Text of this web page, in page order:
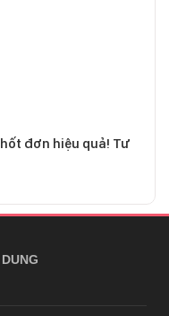
đơn hiệu quả! Tư